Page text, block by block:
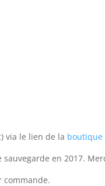
via le lien de la boutique
en 2017.
commande.